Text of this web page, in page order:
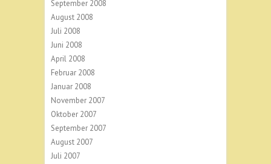
September 2008
August 2008
Juli 2008
Juni 2008
April 2008
Februar 2008
Januar 2008
November 2007
Oktober 2007
September 2007
August 2007
Juli 2007